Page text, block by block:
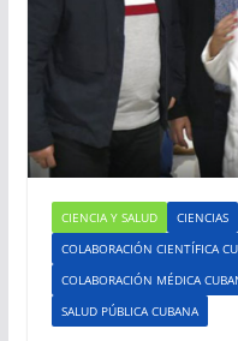
CIENCIA Y SALUD CIENCIAS
COLABORACIÓN CIENTÍFICA
COLABORACIÓN MÉDICA
SALUD PÚBLICA CUBANA